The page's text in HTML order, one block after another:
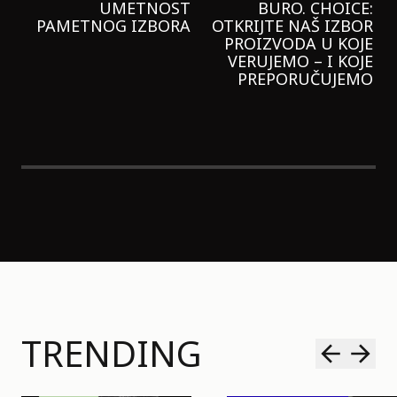
GARNIER KREMU I
NIKADA NIŠTA
LAGANIJE NISAM
KORISTILA
TRENDING